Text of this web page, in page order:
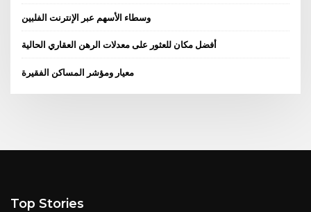
وسطاء الأسهم عبر الإنترنت الفلبين
أفضل مكان للعثور على معدلات الرهن العقاري الحالية
معيار ومؤشر المساكن الفقيرة
Top Stories